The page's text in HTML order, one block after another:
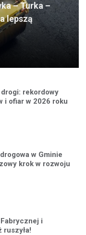
– Turka –
lepszą
rekordowy
i ofiar w 2026 roku
w Gminie
krok w rozwoju
i
ruszyła!